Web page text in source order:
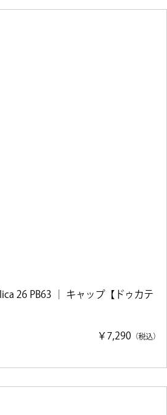
26 PB63 ｜ キャップ【ドゥカテ
￥7,290 （税込）